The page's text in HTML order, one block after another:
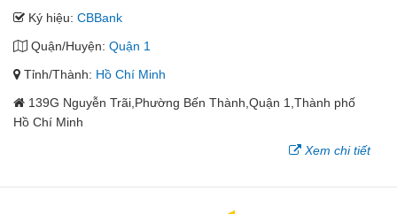
Ký hiệu: CBBank
Quận/Huyện: Quận 1
Tỉnh/Thành: Hồ Chí Minh
139G Nguyễn Trãi,Phường Bến Thành,Quận 1,Thành phố
Hồ Chí Minh
Xem chi tiết